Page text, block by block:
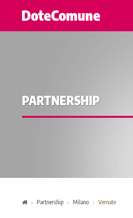
PARTNERSHIP
Partnership Milano Vernate